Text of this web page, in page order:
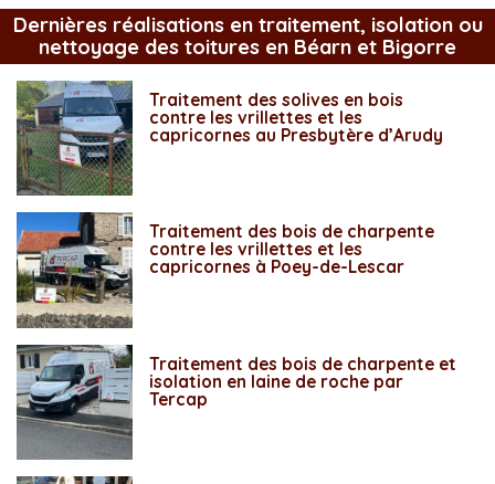
Dernières réalisations en traitement, isolation ou
nettoyage des toitures en Béarn et Bigorre
Traitement des solives en bois
contre les vrillettes et les
capricornes au Presbytère d’Arudy
Traitement des bois de charpente
contre les vrillettes et les
capricornes à Poey-de-Lescar
Traitement des bois de charpente et
isolation en laine de roche par
Tercap